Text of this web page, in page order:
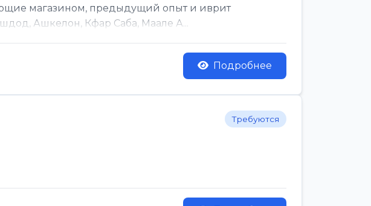
магазином, предыдущий опыт и иврит
Ашкелон, Кфар Саба, Маале А...
Подробнее
Требуются